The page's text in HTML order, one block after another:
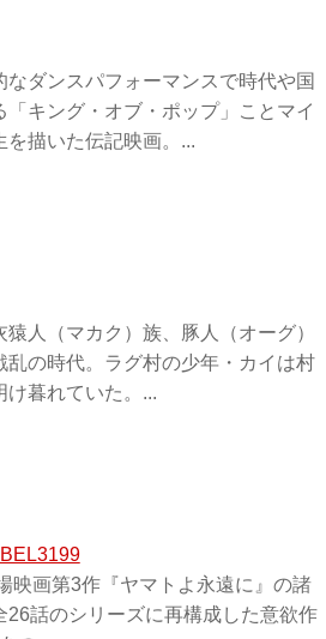
ダンスパフォーマンスで時代や国
キング・オブ・ポップ」ことマイ
描いた伝記映画。...
人（マカク）族、豚人（オーグ）
乱の時代。ラグ村の少年・カイは村
け暮れていた。...
映画第3作『ヤマトよ永遠に』の諸
26話のシリーズに再構成した意欲作